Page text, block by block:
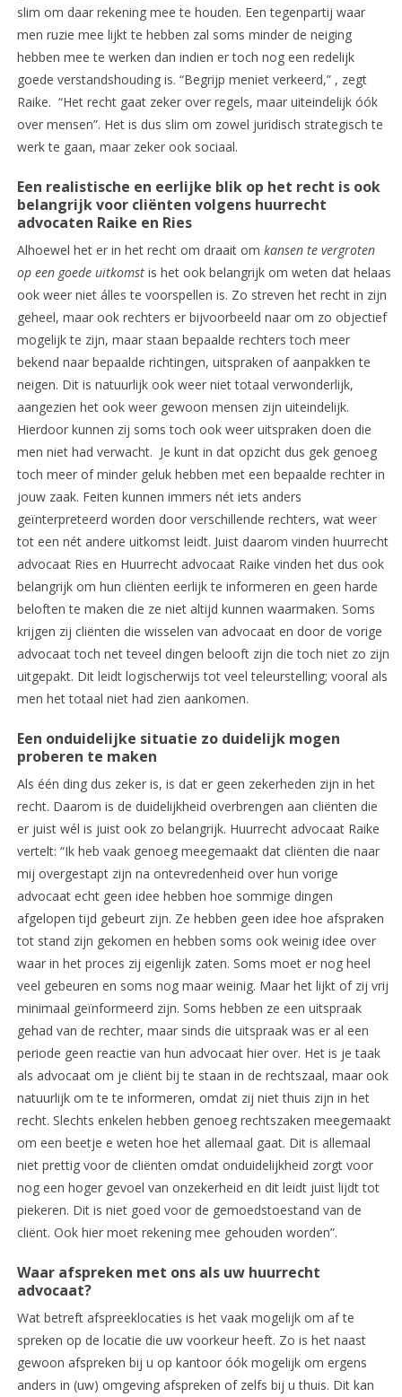
slim om daar rekening mee te houden. Een tegenpartij waar
men ruzie mee lijkt te hebben zal soms minder de neiging
hebben mee te werken dan indien er toch nog een redelijk
goede verstandshouding is. “Begrijp meniet verkeerd,” , zegt
Raike. “Het recht gaat zeker over regels, maar uiteindelijk óók
over mensen”. Het is dus slim om zowel juridisch strategisch te
werk te gaan, maar zeker ook sociaal.
Een realistische en eerlijke blik op het recht is ook
belangrijk voor cliënten volgens huurrecht
advocaten Raike en Ries
Alhoewel het er in het recht om draait om kansen te vergroten
op een goede uitkomstis het ook belangrijk om weten dat helaas
ook weer niet álles te voorspellen is. Zo streven het recht in zijn
geheel, maar ook rechters er bijvoorbeeld naar om zo objectief
mogelijk te zijn, maar staan bepaalde rechters toch meer
bekend naar bepaalde richtingen, uitspraken of aanpakken te
neigen. Dit is natuurlijk ook weer niet totaal verwonderlijk,
aangezien het ook weer gewoon mensen zijn uiteindelijk.
Hierdoor kunnen zij soms toch ook weer uitspraken doen die
men niet had verwacht. Je kunt in dat opzicht dus gek genoeg
toch meer of minder geluk hebben met een bepaalde rechter in
jouw zaak. Feiten kunnen immers nét iets anders
geïnterpreteerd worden door verschillende rechters, wat weer
tot een nét andere uitkomst leidt. Juist daarom vinden huurrecht
advocaat Ries en Huurrecht advocaat Raike vinden het dus ook
belangrijk om hun cliënten eerlijk te informeren en geen harde
beloften te maken die ze niet altijd kunnen waarmaken. Soms
krijgen zij cliënten die wisselen van advocaat en door de vorige
advocaat toch net teveel dingen belooft zijn die toch niet zo zijn
uitgepakt. Dit leidt logischerwijs tot veel teleurstelling; vooral als
men het totaal niet had zien aankomen.
Een onduidelijke situatie zo duidelijk mogen
proberen te maken
Als één ding dus zeker is, is dat er geen zekerheden zijn in het
recht. Daarom is de duidelijkheid overbrengen aan cliënten die
er juist wél is juist ook zo belangrijk. Huurrecht advocaat Raike
vertelt: “Ik heb vaak genoeg meegemaakt dat cliënten die naar
mij overgestapt zijn na ontevredenheid over hun vorige
advocaat echt geen idee hebben hoe sommige dingen
afgelopen tijd gebeurt zijn. Ze hebben geen idee hoe afspraken
tot stand zijn gekomen en hebben soms ook weinig idee over
waar in het proces zij eigenlijk zaten. Soms moet er nog heel
veel gebeuren en soms nog maar weinig. Maar het lijkt of zij vrij
minimaal geïnformeerd zijn. Soms hebben ze een uitspraak
gehad van de rechter, maar sinds die uitspraak was er al een
periode geen reactie van hun advocaat hier over. Het is je taak
als advocaat om je cliënt bij te staan in de rechtszaal, maar ook
natuurlijk om te te informeren, omdat zij niet thuis zijn in het
recht. Slechts enkelen hebben genoeg rechtszaken meegemaakt
om een beetje e weten hoe het allemaal gaat. Dit is allemaal
niet prettig voor de cliënten omdat onduidelijkheid zorgt voor
nog een hoger gevoel van onzekerheid en dit leidt juist lijdt tot
piekeren. Dit is niet goed voor de gemoedstoestand van de
cliënt. Ook hier moet rekening mee gehouden worden”.
Waar afspreken met ons als uw huurrecht
advocaat?
Wat betreft afspreeklocaties is het vaak mogelijk om af te
spreken op de locatie die uw voorkeur heeft. Zo is het naast
gewoon afspreken bij u op kantoor óók mogelijk om ergens
anders in (uw) omgeving afspreken of zelfs bij u thuis. Dit kan